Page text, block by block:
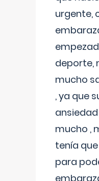
urgente,
deporte,
mucho
, ya que
mucho ,
tenía
para